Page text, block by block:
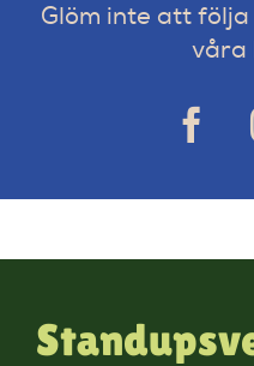
Glöm inte att
våra